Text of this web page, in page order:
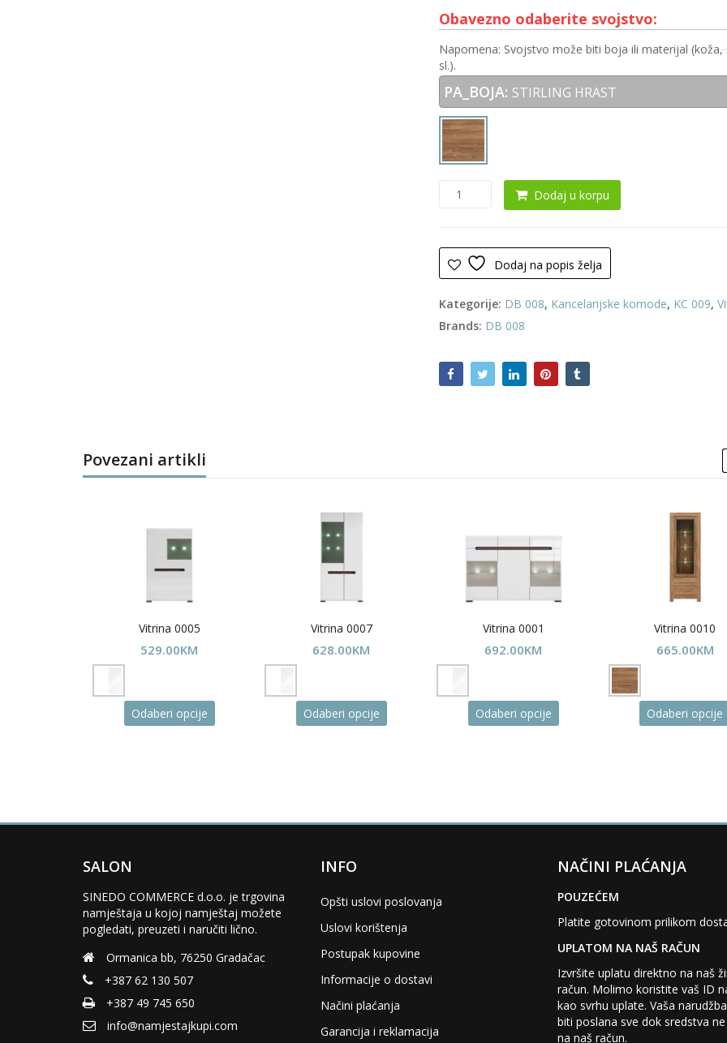
Obavezno odaberite svojstvo:
Napomena: Svojstvo može biti boja ili materijal (koža,
sl.).
PA_BOJA: STIRLING HRAST
Vitrina
0009
Dodaj u korpu
Dodaj na popis želja
Kategorije: DB 008, Kancelarijske komode, KC 009,
Brands: DB 008
Povezani artikli
may
Vitrina 0005
529.00KM
Odaberi opcije
product
may
product
page
Vitrina 0007
628.00KM
Odaberi opcije
product
may
product
Vitrina 0001
692.00KM
Odaberi opcije
product
may
on
product
page
Vitrina 0010
665.00KM
Odaberi opcije
SALON
SINEDO COMMERCE d.o.o. je trgovina
namještaja u kojoj namještaj možete
pogledati, preuzeti i naručiti lično.
Ormanica bb, 76250 Gradačac
+387 62 130 507
+387 49 745 650
info@namjestajkupi.com
INFO
Opšti uslovi poslovanja
Uslovi korištenja
Postupak kupovine
Informacije o dostavi
Načini plaćanja
Garancija i reklamacija
NAČINI PLAĆANJA
POUZEĆEM
Platite gotovinom prilikom
UPLATOM NA NAŠ RAČUN
Izvršite uplatu direktno na naš
račun. Molimo koristite vaš ID
kao svrhu uplate. Vaša
biti poslana sve dok sredstva
na naš račun.